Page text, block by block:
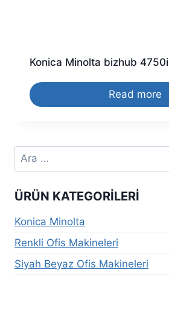
Konica Minolta bizhub 4750i
Read more
Arama:
ÜRÜN KATEGORILERI
Konica Minolta
Renkli Ofis Makineleri
Siyah Beyaz Ofis Makineleri